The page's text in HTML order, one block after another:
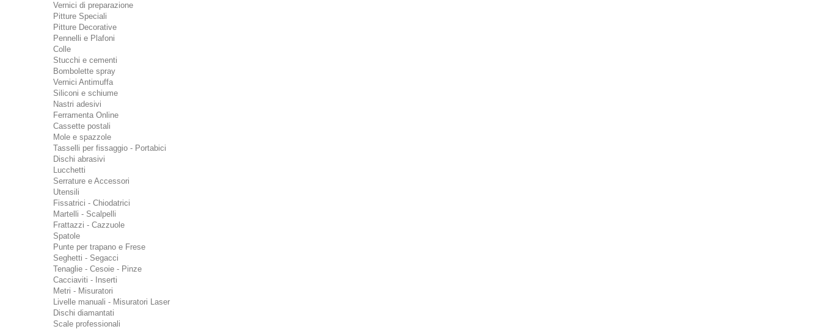
Vernici di preparazione
Pitture Speciali
Pitture Decorative
Pennelli e Plafoni
Colle
Stucchi e cementi
Bombolette spray
Vernici Antimuffa
Siliconi e schiume
Nastri adesivi
Ferramenta Online
Cassette postali
Mole e spazzole
Tasselli per fissaggio - Portabici
Dischi abrasivi
Lucchetti
Serrature e Accessori
Utensili
Fissatrici - Chiodatrici
Martelli - Scalpelli
Frattazzi - Cazzuole
Spatole
Punte per trapano e Frese
Seghetti - Segacci
Tenaglie - Cesoie - Pinze
Cacciaviti - Inserti
Metri - Misuratori
Livelle manuali - Misuratori Laser
Dischi diamantati
Scale professionali